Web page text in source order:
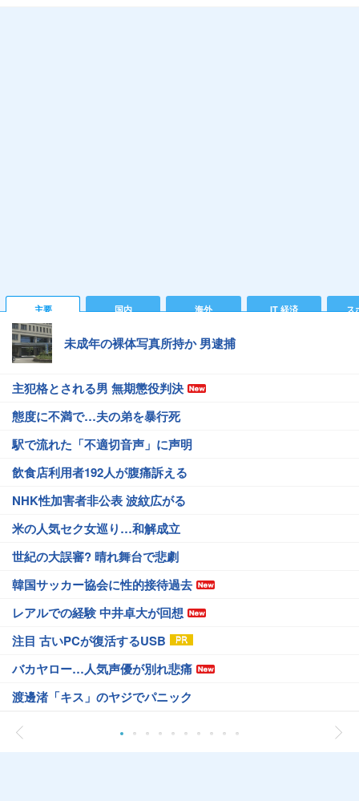
主要 国内 海外 IT 経済 ス
未成年の裸体写真所持か 男逮捕
主犯格とされる男 無期懲役判決
態度に不満で…夫の弟を暴行死
駅で流れた「不適切音声」に声明
飲食店利用者192人が腹痛訴える
NHK性加害者非公表 波紋広がる
米の人気セク女巡り…和解成立
世紀の大誤審? 晴れ舞台で悲劇
韓国サッカー協会に性的接待過去
レアルでの経験 中井卓大が回想
注目 古いPCが復活するUSB
バカヤロー…人気声優が別れ悲痛
渡邊渚「キス」のヤジでパニック